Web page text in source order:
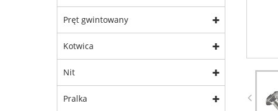
Pręt gwintowany
Kotwica
Nit
Pralka